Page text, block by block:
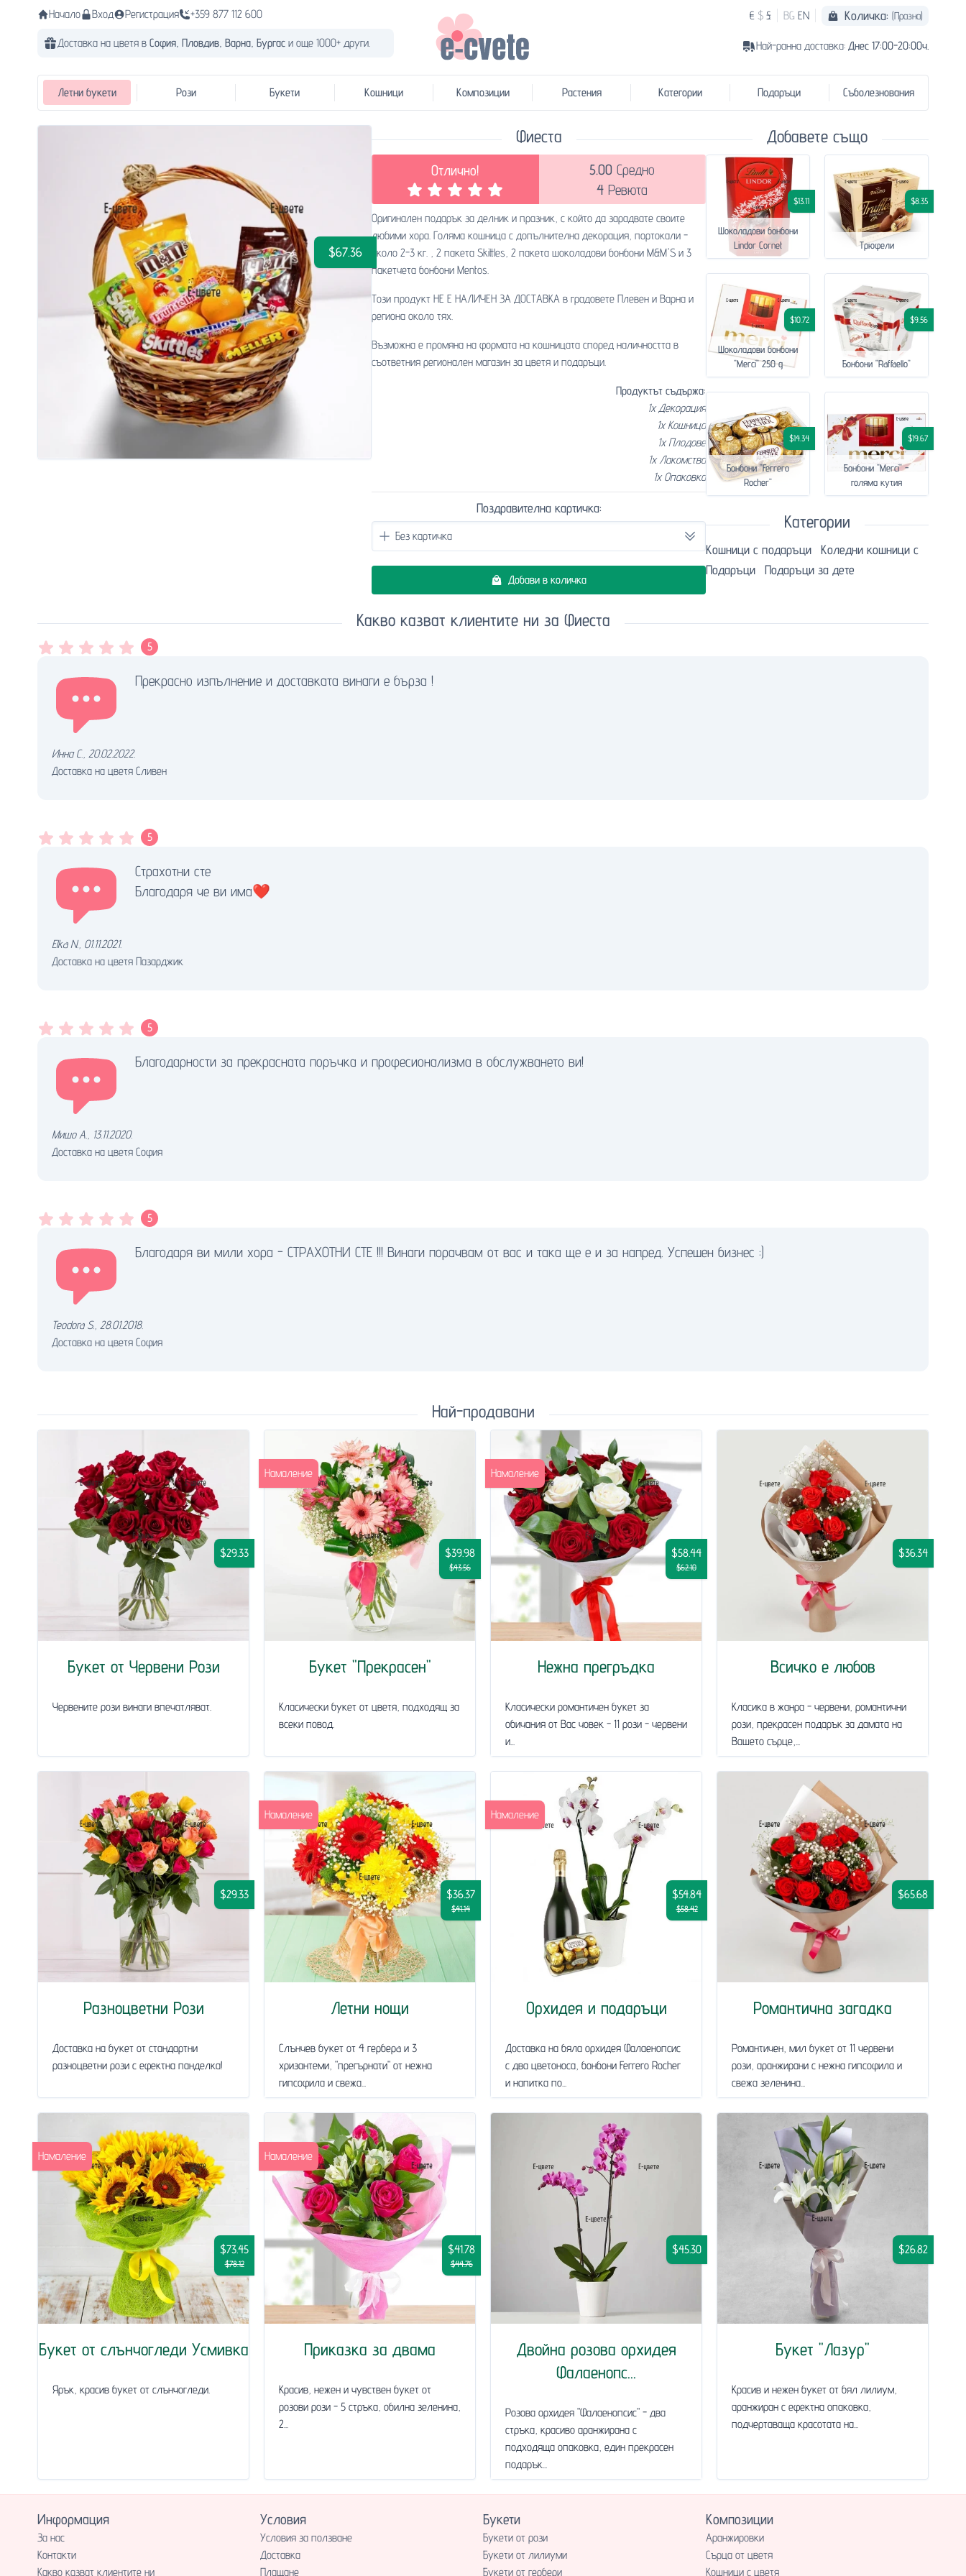
Начало Вход Регистрация +359 877 112 600
Доставка на цветя в София, Пловдив, Варна, Бургас и още 1000+ други.
€ $ £ BG EN Количка: (Празна)
Най-ранна доставка: Днес 17:00-20:00ч.
Летни букети Рози Букети Кошници Композиции Растения Категории Подаръци Съболезнования
$67.36
Фиеста
Отлично! 5.00 Средно
4 Ревюта
Оригинален подарък за делник и празник, с който да зарадвате своите
любими хора. Голяма кошница с допълнителна декорация, портокали -
около 2-3 кг. , 2 пакета Skittles, 2 пакета шоколадови бонбони M&M'S и 3
пакетчета бонбони Mentos.
Този продукт НЕ Е НАЛИЧЕН ЗА ДОСТАВКА в градовете Плевен и Варна и
региона около тях.
Възможна е промяна на формата на кошницата според наличността в
съответния регионален магазин за цветя и подаръци.
Продуктът съдържа:
1x Декорация
1x Кошница
1x Плодове
1x Лакомства
1x Опаковка
Поздравителна картичка:
Добави в количка
Добавете също
$13.11
Шоколадови бонбони
Lindor Cornet
$8.35
Трюфели
$10.72
Шоколадови бонбони
"Merci" 250 g
$9.56
Бонбони "Raffaello"
$14.34
Бонбони "Ferrero
Rocher"
$19.67
Бонбони "Merci" -
голяма кутия
Категории
Кошници с подаръци
Коледни кошници с
Подаръци
Подаръци за дете
Какво казват клиентите ни за Фиеста
5
Прекрасно изпълнение и доставката винаги е бърза !
Инна С., 20.02.2022.
Доставка на цветя Сливен
5
Страхотни сте
Благодаря че ви има❤️
Elka N., 01.11.2021.
Доставка на цветя Пазарджик
5
Благодарности за прекрасната поръчка и професионализма в обслужването ви!
Мишо А., 13.11.2020.
Доставка на цветя София
5
Благодаря ви мили хора - СТРАХОТНИ СТЕ !!! Винаги порачвам от вас и така ще е и за напред. Успешен бизнес :)
Teodora S., 28.01.2018.
Доставка на цветя София
Най-продавани
Букет от Червени Рози
$29.33
Червените рози винаги впечатляват.
Букет "Прекрасен"
$39.98
$43.56
Намаление
Класически букет от цветя, подходящ за
всеки повод.
Нежна прегръдка
$58.44
$62.10
Намаление
Класически романтичен букет за
обичания от Вас човек - 11 рози - червени
и...
Всичко е любов
$36.34
Класика в жанра - червени, романтични
рози, прекрасен подарък за дамата на
Вашето сърце,...
Разноцветни Рози
$29.33
Доставка на букет от стандартни
разноцветни рози с ефектна панделка!
Летни нощи
$36.37
$41.14
Намаление
Слънчев букет от 4 герберa и 3
хризантеми, "прегърнати" от нежна
гипсофила и свежа...
Орхидея и подаръци
$54.84
$58.42
Намаление
Доставка на бяла орхидея Фалаенопсис
с два цветоноса, бонбони Ferrero Rocher
и напитка по...
Романтична загадка
$65.68
Романтичен, мил букет от 11 червени
рози, аранжирани с нежна гипсофила и
свежа зеленина...
Букет от слънчогледи Усмивка
$73.45
$78.12
Намаление
Ярък, красив букет от слънчогледи.
Приказка за двама
$41.78
$44.76
Намаление
Красив, нежен и чувствен букет от
розови рози - 5 стръка, обилна зеленина,
2...
Двойна розова орхидея
Фалаенопс...
$45.30
Розова орхидея "Фалаенопсис" - два
стръка, красиво аранжирана с
подходяща опаковка, един прекрасен
подарък...
Букет "Лазур"
$26.82
Красив и нежен букет от бял лилиум,
аранжиран с ефектна опаковка,
подчертаваща красотата на...
Информация
За нас
Контакти
Какво казват клиентите ни
Условия
Условия за ползване
Доставка
Плащане
Букети
Букети от рози
Букети от лилиуми
Букети от гербери
Композиции
Аранжировки
Сърца от цветя
Кошници с цветя